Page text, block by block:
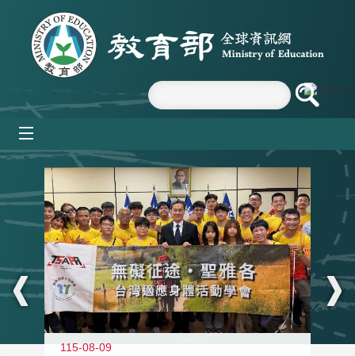
跳到主要內容區塊
:::
115-08-09